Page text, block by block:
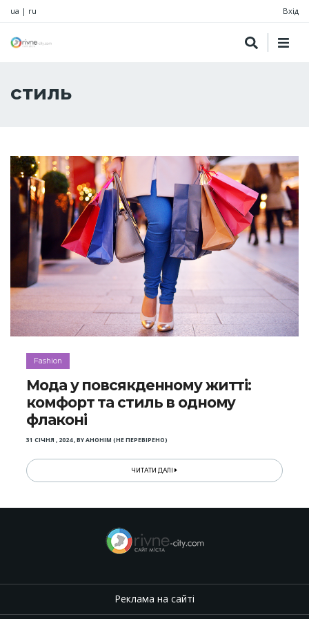
ua | ru Вхід
стиль
Fashion
Мода у повсякденному житті:
комфорт та стиль в одному
флаконі
31 СІЧНЯ , 2024,BYАНОНІМ (НЕ ПЕРЕВІРЕНО)
ЧИТАТИ ДАЛІ
Реклама на сайті